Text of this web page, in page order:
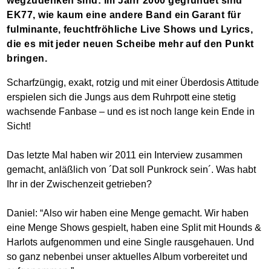
EK77, wie kaum eine andere Band ein Garant für
fulminante, feuchtfröhliche Live Shows und Lyrics,
die es mit jeder neuen Scheibe mehr auf den Punkt
bringen.
Scharfzüngig, exakt, rotzig und mit einer Überdosis Attitude
erspielen sich die Jungs aus dem Ruhrpott eine stetig
wachsende Fanbase – und es ist noch lange kein Ende in
Sicht!
Das letzte Mal haben wir 2011 ein Interview zusammen
gemacht, anläßlich von ´Dat soll Punkrock sein´. Was habt
Ihr in der Zwischenzeit getrieben?
Daniel: “Also wir haben eine Menge gemacht. Wir haben
eine Menge Shows gespielt, haben eine Split mit Hounds &
Harlots aufgenommen und eine Single rausgehauen. Und
so ganz nebenbei unser aktuelles Album vorbereitet und